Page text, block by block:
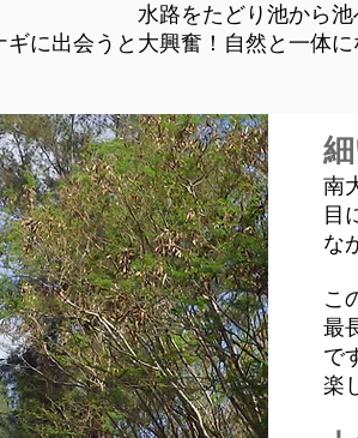
水路をたどり池から池
ギに出会うと大興奮！自然と一体に
南
目
な
こ
最
で
楽